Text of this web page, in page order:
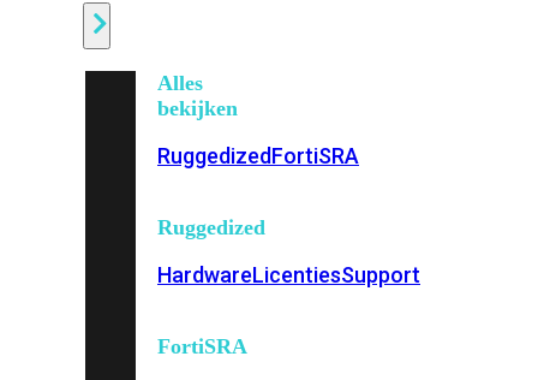
Alles
bekijken
RuggedizedFortiSRA
Ruggedized
HardwareLicentiesSupport
FortiSRA